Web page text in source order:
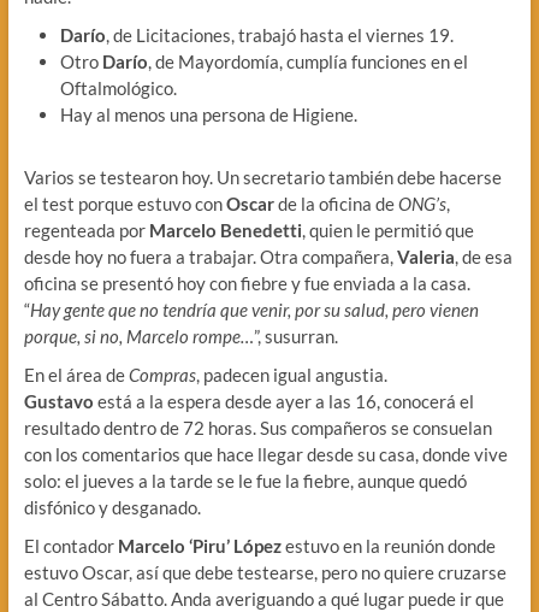
Darío, de Licitaciones, trabajó hasta el viernes 19.
Otro Darío, de Mayordomía, cumplía funciones en el
Oftalmológico.
Hay al menos una persona de Higiene.
Varios se testearon hoy. Un secretario también debe hacerse
el test porque estuvo conOscarde la oficina deONG’s,
regenteada por Marcelo Benedetti, quien le permitió que
desde hoy no fuera a trabajar. Otra compañera,Valeria, de esa
oficina se presentó hoy con fiebre y fue enviada a la casa.
“Hay gente que no tendría que venir, por su salud, pero vienen
porque, si no, Marcelo rompe…”, susurran.
En el área deCompras, padecen igual angustia.
Gustavo está a la espera desde ayer a las 16, conocerá el
resultado dentro de 72 horas. Sus compañeros se consuelan
con los comentarios que hace llegar desde su casa, donde vive
solo: el jueves a la tarde se le fue la fiebre, aunque quedó
disfónico y desganado.
El contador Marcelo ‘Piru’ Lópezestuvo en la reunión donde
estuvo Oscar, así que debe testearse, pero no quiere cruzarse
al Centro Sábatto. Anda averiguando a qué lugar puede ir que